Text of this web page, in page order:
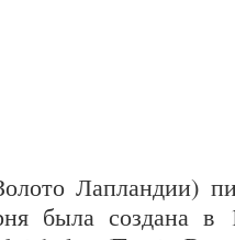
Лапландии)
была создана в